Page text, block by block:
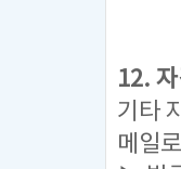
12.
기타
메일